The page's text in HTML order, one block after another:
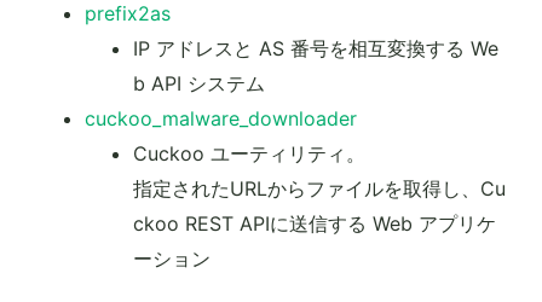
prefix2as
IP アドレスと AS 番号を相互変換する We
b API システム
cuckoo_malware_downloader
Cuckoo ユーティリティ。
指定されたURLからファイルを取得し、Cu
ckoo REST APIに送信する Web アプリケ
ーション